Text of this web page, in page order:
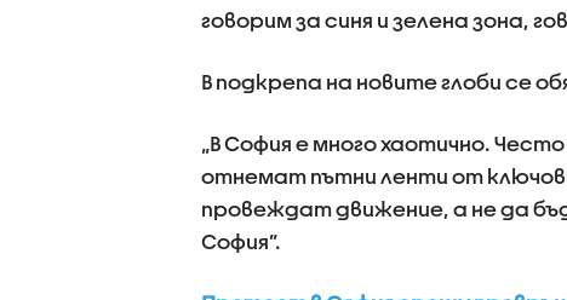
говорим за синя и зелена зона,
В подкрепа на новите глоби се
„В София е много хаотично.
отнемат пътни ленти от
провеждат движение, а не да
София”.